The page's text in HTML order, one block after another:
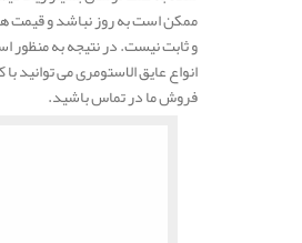
ممکن است به روز نباشد و قیمت
و ثابت نیست. در نتیجه به منظور
انواع عایق الاستومری می توانید
فروش ما در تماس باشید.